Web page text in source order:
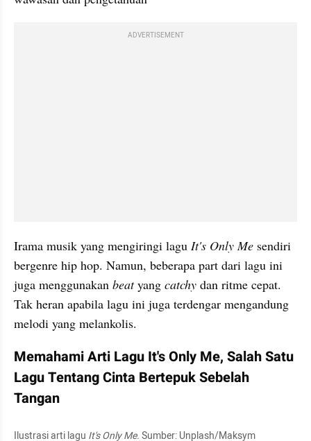
ADVERTISEMENT
Irama musik yang mengiringi lagu It's Only Me sendiri
bergenre hip hop. Namun, beberapa part dari lagu ini
juga menggunakan beat yang catchy dan ritme cepat.
Tak heran apabila lagu ini juga terdengar mengandung
melodi yang melankolis.
Memahami Arti Lagu It's Only Me, Salah Satu
Lagu Tentang Cinta Bertepuk Sebelah
Tangan
Ilustrasi arti lagu It's Only Me. Sumber: Unplash/Maksym